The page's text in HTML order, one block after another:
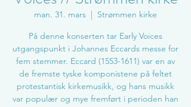
man. 31. mars
  |
Strømmen kirke
På denne konserten tar Early Voices
utgangspunkt i Johannes Eccards messe for
fem stemmer. Eccard (1553-1611) var en av
de fremste tyske komponistene på feltet
protestantisk kirkemusikk, og hans musikk
var populær og mye fremført i perioden han